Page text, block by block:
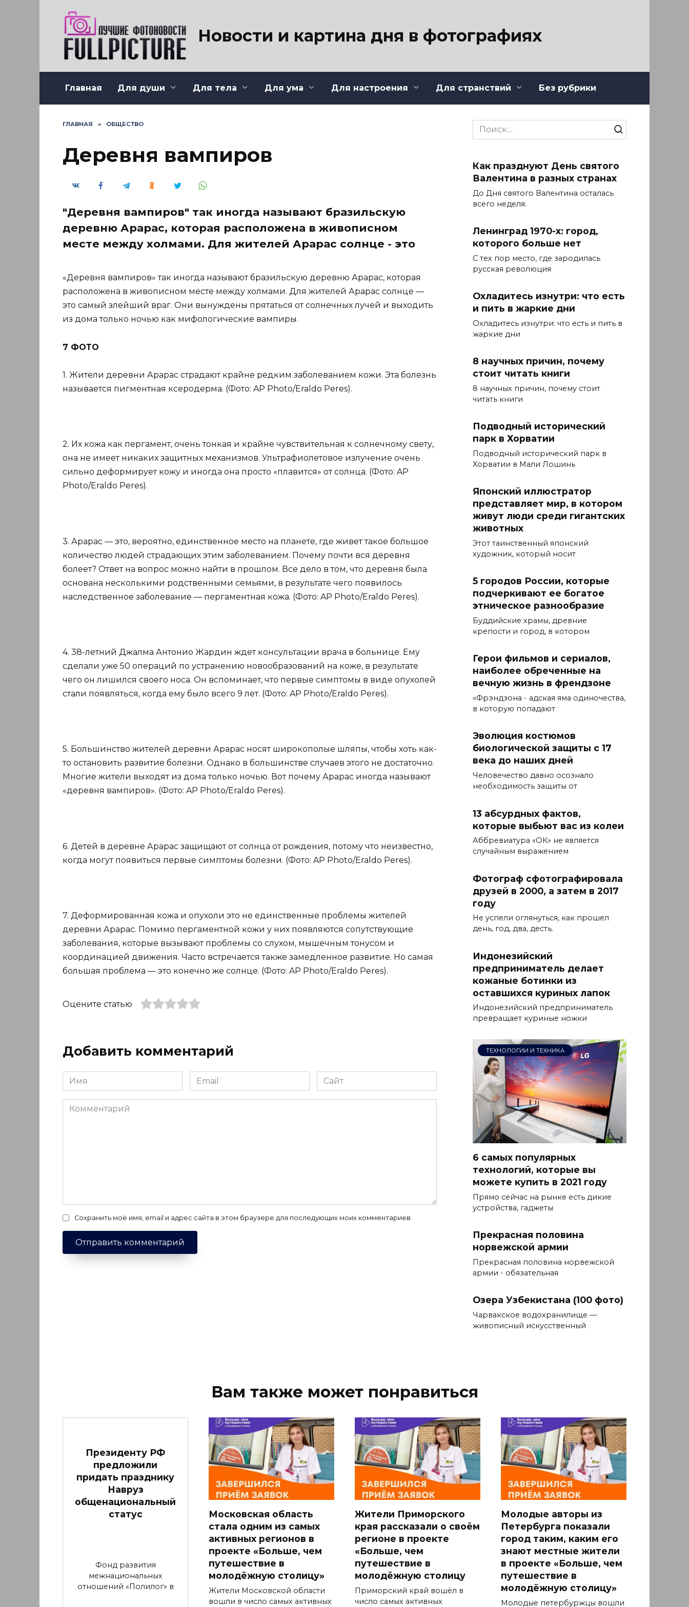
Новости и картина дня в фотографиях
Главная Для души Для тела Для ума Для настроения Для странствий Без рубрики
ГЛАВНАЯ » ОБЩЕСТВО
Деревня вампиров
"Деревня вампиров" так иногда называют бразильскую
деревню Арарас, которая расположена в живописном
месте между холмами. Для жителей Арарас солнце - это
«Деревня вампиров» так иногда называют бразильскую деревню Арарас, которая
расположена в живописном месте между холмами. Для жителей Арарас солнце —
это самый злейший враг. Они вынуждены прятаться от солнечных лучей и выходить
из дома только ночью как мифологические вампиры.
7 ФОТО
1. Жители деревни Арарас страдают крайне редким заболеванием кожи. Эта болезнь
называется пигментная ксеродерма. (Фото: AP Photo/Eraldo Peres).
2. Их кожа как пергамент, очень тонкая и крайне чувствительная к солнечному свету,
она не имеет никаких защитных механизмов. Ультрафиолетовое излучение очень
сильно деформирует кожу и иногда она просто «плавится» от солнца. (Фото: AP
Photo/Eraldo Peres).
3. Арарас — это, вероятно, единственное место на планете, где живет такое большое
количество людей страдающих этим заболеванием. Почему почти вся деревня
болеет? Ответ на вопрос можно найти в прошлом. Все дело в том, что деревня была
основана несколькими родственными семьями, в результате чего появилось
наследственное заболевание — пергаментная кожа. (Фото: AP Photo/Eraldo Peres).
4. 38-летний Джалма Антонио Жардин ждет консультации врача в больнице. Ему
сделали уже 50 операций по устранению новообразований на коже, в результате
чего он лишился своего носа. Он вспоминает, что первые симптомы в виде опухолей
стали появляться, когда ему было всего 9 лет. (Фото: AP Photo/Eraldo Peres).
5. Большинство жителей деревни Арарас носят широкополые шляпы, чтобы хоть как-
то остановить развитие болезни. Однако в большинстве случаев этого не достаточно.
Многие жители выходят из дома только ночью. Вот почему Арарас иногда называют
«деревня вампиров». (Фото: AP Photo/Eraldo Peres).
6. Детей в деревне Арарас защищают от солнца от рождения, потому что неизвестно,
когда могут появиться первые симптомы болезни. (Фото: AP Photo/Eraldo Peres).
7. Деформированная кожа и опухоли это не единственные проблемы жителей
деревни Арарас. Помимо пергаментной кожи у них появляются сопутствующие
заболевания, которые вызывают проблемы со слухом, мышечным тонусом и
координацией движения. Часто встречается также замедленное развитие. Но самая
большая проблема — это конечно же солнце. (Фото: AP Photo/Eraldo Peres).
Оцените статью
Добавить комментарий
Имя
*
Email
*
Сайт
Комментарий
Сохранить моё имя, email и адрес сайта в этом браузере для последующих моих комментариев.
Search
for:
Как празднуют День святого
Валентина в разных странах
До Дня святого Валентина осталась
всего неделя.
Ленинград 1970-х: город,
которого больше нет
С тех пор место, где зародилась
русская революция
Охладитесь изнутри: что есть
и пить в жаркие дни
Охладитесь изнутри: что есть и пить в
жаркие дни
8 научных причин, почему
стоит читать книги
8 научных причин, почему стоит
читать книги
Подводный исторический
парк в Хорватии
Подводный исторический парк в
Хорватии в Мали Лошинь
Японский иллюстратор
представляет мир, в котором
живут люди среди гигантских
животных
Этот таинственный японский
художник, который носит
5 городов России, которые
подчеркивают ее богатое
этническое разнообразие
Буддийские храмы, древние
крепости и город, в котором
Герои фильмов и сериалов,
наиболее обреченные на
вечную жизнь в френдзоне
«Фрэндзона - адская яма одиночества,
в которую попадают
Эволюция костюмов
биологической защиты с 17
века до наших дней
Человечество давно осознало
необходимость защиты от
13 абсурдных фактов,
которые выбьют вас из колеи
Аббревиатура «ОК» не является
случайным выражением
Фотограф сфотографировала
друзей в 2000, а затем в 2017
году
Не успели оглянуться, как прошел
день, год, два, десть.
Индонезийский
предприниматель делает
кожаные ботинки из
оставшихся куриных лапок
Индонезийский предприниматель
превращает куриные ножки
ТЕХНОЛОГИИ И ТЕХНИКА
6 самых популярных
технологий, которые вы
можете купить в 2021 году
Прямо сейчас на рынке есть дикие
устройства, гаджеты
Прекрасная половина
норвежской армии
Прекрасная половина норвежской
армии - обязательная
Озера Узбекистана (100 фото)
Чарвакское водохранилище —
живописный искусственный
Вам также может понравиться
Президенту РФ
предложили
придать празднику
Навруз
общенациональный
статус
Фонд развития
межнациональных
отношений «Полилог» в
Московская область
стала одним из самых
активных регионов в
проекте «Больше, чем
путешествие в
молодёжную столицу»
Жители Московской области
вошли в число самых активных
Жители Приморского
края рассказали о своём
регионе в проекте
«Больше, чем
путешествие в
молодёжную столицу
Приморский край вошёл в
число самых активных
Молодые авторы из
Петербурга показали
город таким, каким его
знают местные жители
в проекте «Больше, чем
путешествие в
молодёжную столицу»
Молодые петербуржцы вошли